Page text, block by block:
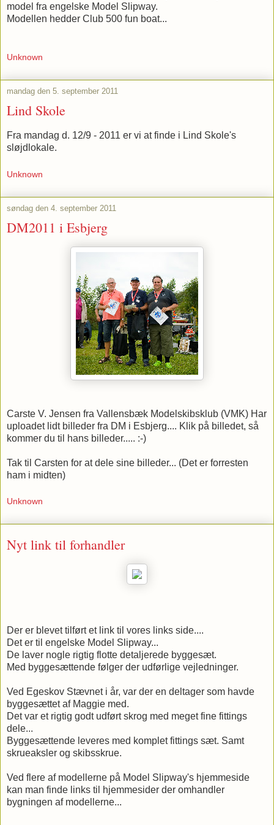
model fra engelske Model Slipway.
Modellen hedder Club 500 fun boat...
Unknown
mandag den 5. september 2011
Lind Skole
Fra mandag d. 12/9 - 2011 er vi at finde i Lind Skole's
sløjdlokale.
Unknown
søndag den 4. september 2011
DM2011 i Esbjerg
Carste V. Jensen fra Vallensbæk Modelskibsklub (VMK) Har
uploadet lidt billeder fra DM i Esbjerg.... Klik på billedet, så
kommer du til hans billeder..... :-)
Tak til Carsten for at dele sine billeder... (Det er forresten
ham i midten)
Unknown
Nyt link til forhandler
Der er blevet tilført et link til vores links side....
Det er til engelske Model Slipway...
De laver nogle rigtig flotte detaljerede byggesæt.
Med byggesættende følger der udførlige vejledninger.
Ved Egeskov Stævnet i år, var der en deltager som havde
byggesættet af Maggie med.
Det var et rigtig godt udført skrog med meget fine fittings
dele...
Byggesættende leveres med komplet fittings sæt. Samt
skrueaksler og skibsskrue.
Ved flere af modellerne på Model Slipway's hjemmeside
kan man finde links til hjemmesider der omhandler
bygningen af modellerne...